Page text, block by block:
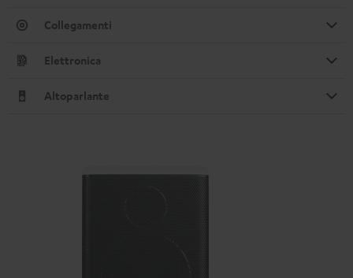
Collegamenti
Elettronica
Altoparlante